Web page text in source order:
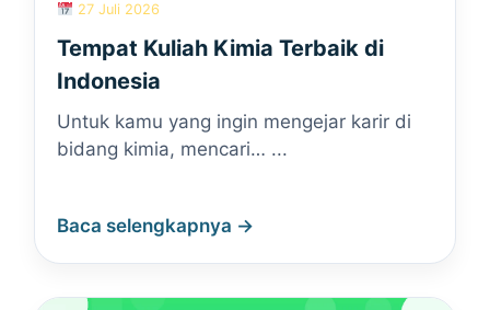
27 Juli 2026
Tempat Kuliah Kimia Terbaik di
Indonesia
Untuk kamu yang ingin mengejar karir di
bidang kimia, mencari… ...
Baca selengkapnya →